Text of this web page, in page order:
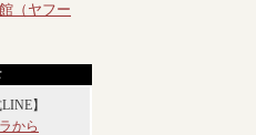
（ヤフー
】
から